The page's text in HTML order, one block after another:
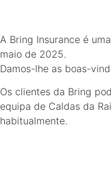
A Bring Insurance é
maio de 2025.
Damos-lhe as boas-
Os clientes da Bring
equipa de Caldas da
habitualmente.